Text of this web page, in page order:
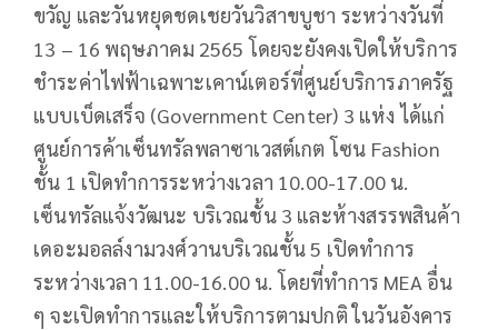
ขวัญ และวันหยุดชดเชยวันวิสาขบูชา ระหว่างวันที่
13 – 16 พฤษภาคม 2565 โดยจะยังคงเปิดให้บริการ
ชำระค่าไฟฟ้าเฉพาะเคาน์เตอร์ที่ศูนย์บริการภาครัฐ
แบบเบ็ดเสร็จ (Government Center) 3 แห่ง ได้แก่
ศูนย์การค้าเซ็นทรัลพลาซาเวสต์เกต โซน Fashion
ชั้น 1 เปิดทำการระหว่างเวลา 10.00-17.00 น.
เซ็นทรัลแจ้งวัฒนะ บริเวณชั้น 3 และห้างสรรพสินค้า
เดอะมอลล์งามวงศ์วานบริเวณชั้น 5 เปิดทำการ
ระหว่างเวลา 11.00-16.00 น. โดยที่ทำการ MEA อื่น
ๆ จะเปิดทำการและให้บริการตามปกติ ในวันอังคาร